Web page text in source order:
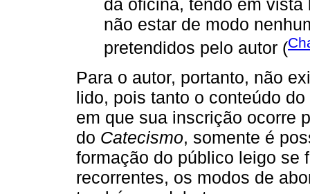
da oficina, tendo em
não estar de modo
pretendidos pelo autor (
Para o autor, portanto, não
lido, pois tanto o conteúdo
em que sua inscrição ocorre
do Catecismo, somente é
formação do público leigo se
recorrentes, os modos de